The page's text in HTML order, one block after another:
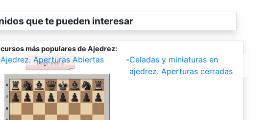
que te pueden interesar
cursos más populares de Ajedrez:
Ajedrez. Aperturas Abiertas -Celadas y miniaturas en
ajedrez. Aperturas cerradas